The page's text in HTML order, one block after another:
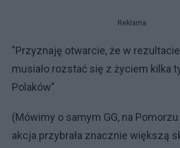
Reklama
"Przyznaję otwarcie, że w
musiało rozstać się z życiem kilka
Polaków"
(Mówimy o samym GG, na
akcja przybrała znacznie większą